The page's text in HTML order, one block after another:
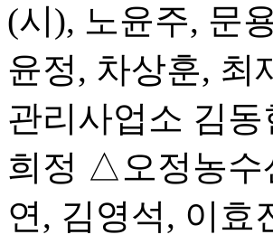
(시), 노윤주, 문
윤정, 차상훈,
관리사업소 김
희정 △오정농수
연, 김영석, 이